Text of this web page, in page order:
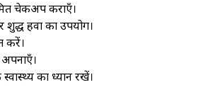
चेकअप कराएँ।
हवा का उपयोग।
करें।
का ध्यान रखें।